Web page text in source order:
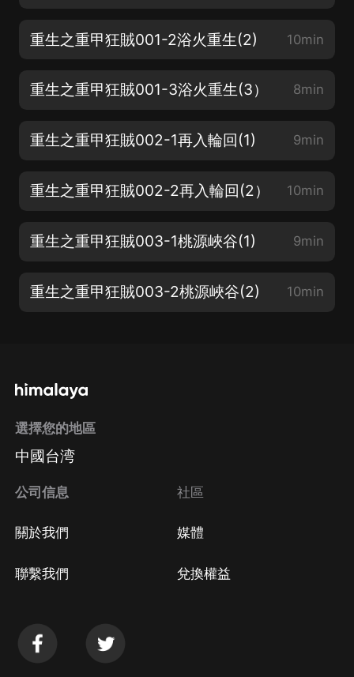
重生之重甲狂賊001-2浴火重生(2) 10min
重生之重甲狂賊001-3浴火重生(3） 8min
重生之重甲狂賊002-1再入輪回(1) 9min
重生之重甲狂賊002-2再入輪回(2） 10min
重生之重甲狂賊003-1桃源峽谷(1) 9min
重生之重甲狂賊003-2桃源峽谷(2) 10min
選擇您的地區
中國台湾
公司信息
關於我們
聯繫我們
社區
媒體
兌換權益